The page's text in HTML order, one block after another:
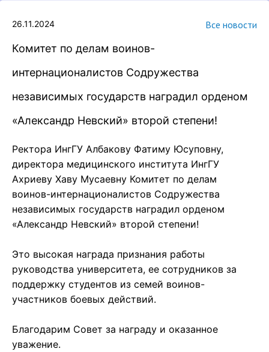
26.11.2024 Все новости
Комитет по делам воинов-
интернационалистов Содружества
независимых государств наградил орденом
«Александр Невский» второй степени!
Ректора ИнгГУ Албакову Фатиму Юсуповну,
директора медицинского института ИнгГУ
Ахриеву Хаву Мусаевну Комитет по делам
воинов-интернационалистов Содружества
независимых государств наградил орденом
«Александр Невский» второй степени!
Это высокая награда признания работы
руководства университета, ее сотрудников за
поддержку студентов из семей воинов-
участников боевых действий.
Благодарим Совет за награду и оказанное
уважение.